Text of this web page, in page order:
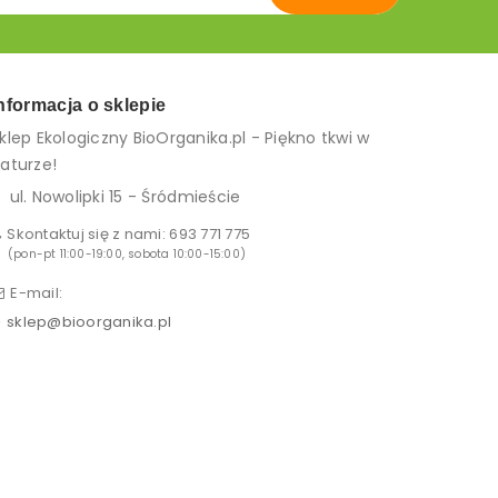
o sklepie
Ekologiczny BioOrganika.pl - Piękno tkwi w
ul. Nowolipki 15 - Śródmieście
Skontaktuj się z nami:693 771 775
(pon-pt 11:00-19:00, sobota 10:00-15:00)
E-mail:
sklep@bioorganika.pl